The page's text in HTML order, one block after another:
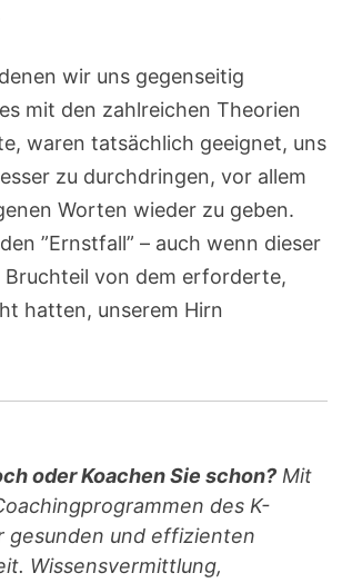
wir uns gegenseitig
mit den zahlreichen Theorien
waren tatsächlich geeignet, uns
zu durchdringen, vor allem
Worten wieder zu geben.
”Ernstfall” – auch wenn dieser
Bruchteil von dem erforderte,
hatten, unserem Hirn
oder Koachen Sie schon? Mit
des K-
gesunden und effizienten
Wissensvermittlung,